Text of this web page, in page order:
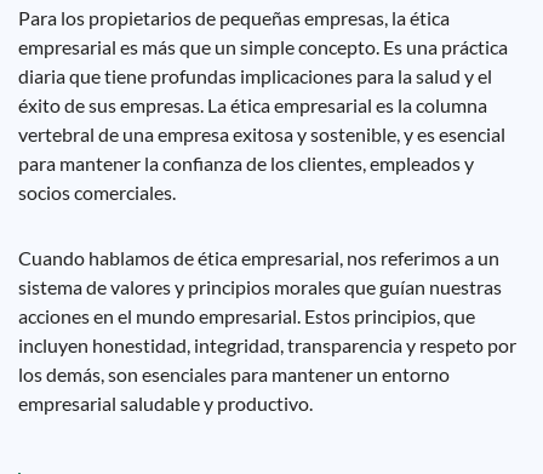
Para los propietarios de pequeñas empresas, la ética
empresarial es más que un simple concepto. Es una práctica
diaria que tiene profundas implicaciones para la salud y el
éxito de sus empresas. La ética empresarial es la columna
vertebral de una empresa exitosa y sostenible, y es esencial
para mantener la confianza de los clientes, empleados y
socios comerciales.
Cuando hablamos de ética empresarial, nos referimos a un
sistema de valores y principios morales que guían nuestras
acciones en el mundo empresarial. Estos principios, que
incluyen honestidad, integridad, transparencia y respeto por
los demás, son esenciales para mantener un entorno
empresarial saludable y productivo.